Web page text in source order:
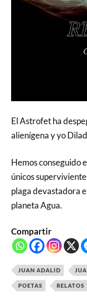
El Astrofet ha
alienígena y yo
Hemos conseguido
únicos
plaga devastadora
planeta Agua.
Compartir
JUAN ADALID
POETAS RELATOS